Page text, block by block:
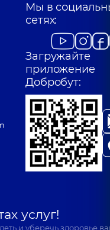
Мы в
сетях:
Загружайте
приложение
Добробут:
услуг!
и уберечь здоровье